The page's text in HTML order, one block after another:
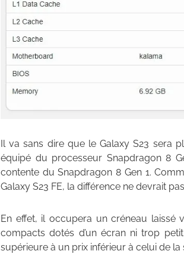
Il va sans dire que le Galaxy S23 sera
équipé du processeur Snapdragon 8
contente du Snapdragon 8 Gen 1.
Galaxy S23 FE, la différence ne devrait
En effet, il occupera un créneau laissé
compacts dotés d’un écran ni trop
supérieure à un prix inférieur à celui de la